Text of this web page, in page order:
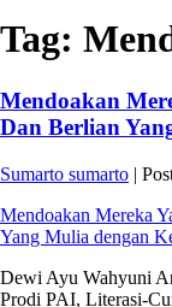
Tag:
Mendoakan
Dan Berlian
Sumarto sumarto |
Mendoakan Mereka
Yang Mulia dengan
Dewi Ayu Wahyuni
Prodi PAI, Literasi-